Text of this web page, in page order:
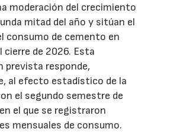
moderación del crecimiento
mitad del año y sitúan el
consumo de cemento en
de 2026. Esta
prevista responde,
al efecto estadístico de la
el segundo semestre de
el que se registraron
mensuales de consumo.